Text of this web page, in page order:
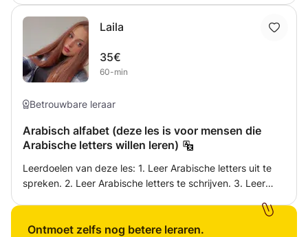
motivatie afnemen. Ik help je graag om je Engels op een
leuke, eenvoudige en effectieve manier te verbeteren.
Laila
35€
60-min
Betrouwbare leraar
Arabisch alfabet (deze les is voor mensen die
Arabische letters willen leren)
Leerdoelen van deze les: 1. Leer Arabische letters uit te
spreken. 2. Leer Arabische letters te schrijven. 3. Leer
leren. De leerling heeft drie of vier lessen nodig om alle
Ontmoet zelfs nog betere leraren.